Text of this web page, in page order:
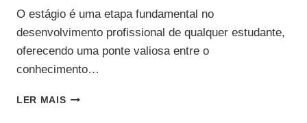
O estágio é uma etapa fundamental no
desenvolvimento profissional de qualquer estudante,
oferecendo uma ponte valiosa entre o
conhecimento…
LER MAISREQUISITOS